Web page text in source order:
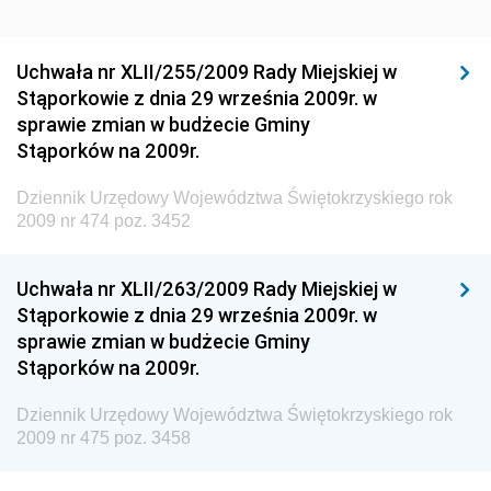
Dziennik Urzędowy Ministra Budownictwa i Przemysłu
Materiałów Budowlanych
Dziennik Urzędowy Ministra Infrastruktury i Rozwoju
Dziennik Urzędowy Głównego Inspektoratu Ochrony
Środowiska
Dziennik Urzędowy Generalnej Dyrekcji Ochrony
Dziennik Urzędowy Ministerstwa Administracji,
Gospodarki Terenowej i Ochrony Środowiska
Dziennik Urzędowy Ministerstwa Administracji i
Gospodarki Przestrzennej
Dziennik Urzędowy Unii Europejskiej, L
Uchwała nr XLII/255/2009 Rady Miejskiej w
Stąporkowie z dnia 29 września 2009r. w
sprawie zmian w budżecie Gminy
Stąporków na 2009r.
Dziennik Urzędowy Województwa Świętokrzyskiego rok
2009 nr 474 poz. 3452
Uchwała nr XLII/263/2009 Rady Miejskiej w
Stąporkowie z dnia 29 września 2009r. w
sprawie zmian w budżecie Gminy
Stąporków na 2009r.
Dziennik Urzędowy Województwa Świętokrzyskiego rok
2009 nr 475 poz. 3458